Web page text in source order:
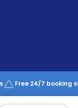
Free 24/7 booking